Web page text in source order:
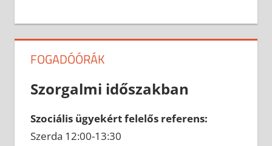
FOGADÓÓRÁK
Szorgalmi időszakban
Szociális ügyekért felelős referens:
Szerda 12:00-13:30